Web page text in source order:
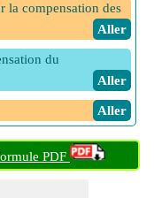
la compensation des
​ Aller
du
​ Aller
​ Aller
PDF